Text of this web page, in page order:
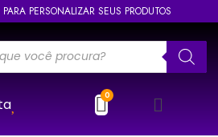
PERSONALIZAR SEUS PRODUTOS